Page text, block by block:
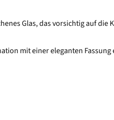
Glas, das vorsichtig auf die
mit einer eleganten